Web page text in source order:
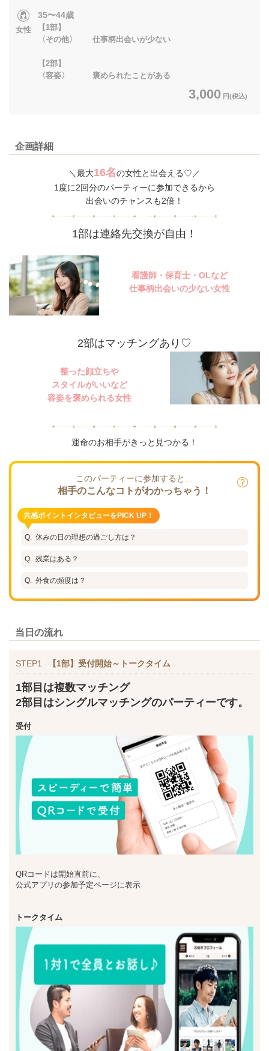
女性
35〜44歳
【1部】
〈その他〉 仕事柄出会いが少ない
【2部】
〈容姿〉 褒められたことがある
3,000 円(税込)
企画詳細
＼最大16名の女性と出会える♡／
1度に2回分のパーティーに参加できるから
出会いのチャンスも2倍！
1部は連絡先交換が自由！
看護師・保育士・OLなど
仕事柄出会いの少ない女性
2部はマッチングあり♡
整った顔立ちや
スタイルがいいなど
容姿を褒められる女性
運命のお相手がきっと見つかる！
このパーティーに参加すると…
相手のこんなコトがわかっちゃう！
共感ポイントインタビューをPICK UP！
休みの日の理想の過ごし方は？
残業はある？
外食の頻度は？
当日の流れ
STEP1 【1部】受付開始～トークタイム
1部目は複数マッチング
2部目はシングルマッチングのパーティーです。
受付
QRコードは開始直前に、
公式アプリの参加予定ページに表示
トークタイム